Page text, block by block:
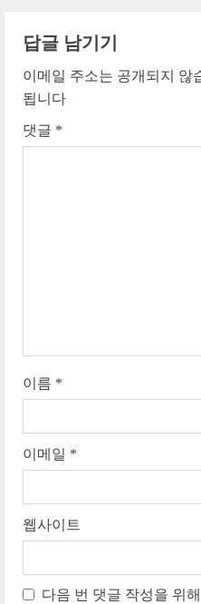
n
u
e
n
g
답글 남기기
이메일 주소는 공개되지 않
됩니다
댓글 *
이름 *
이메일 *
웹사이트
다음 번 댓글 작성을 위